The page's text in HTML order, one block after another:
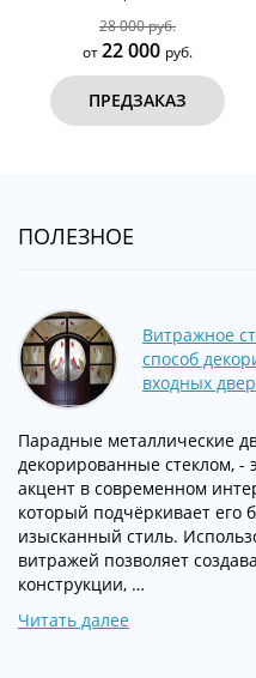
28 000 руб.
22 000руб.
ПРЕДЗАКАЗ
ПОЛЕЗНОЕ
Витражное
способ
входных
Парадные металлические
декорированные стеклом, -
акцент в современном
который подчёркивает его
изысканный стиль.
витражей позволяет
конструкции, …
Читать далее